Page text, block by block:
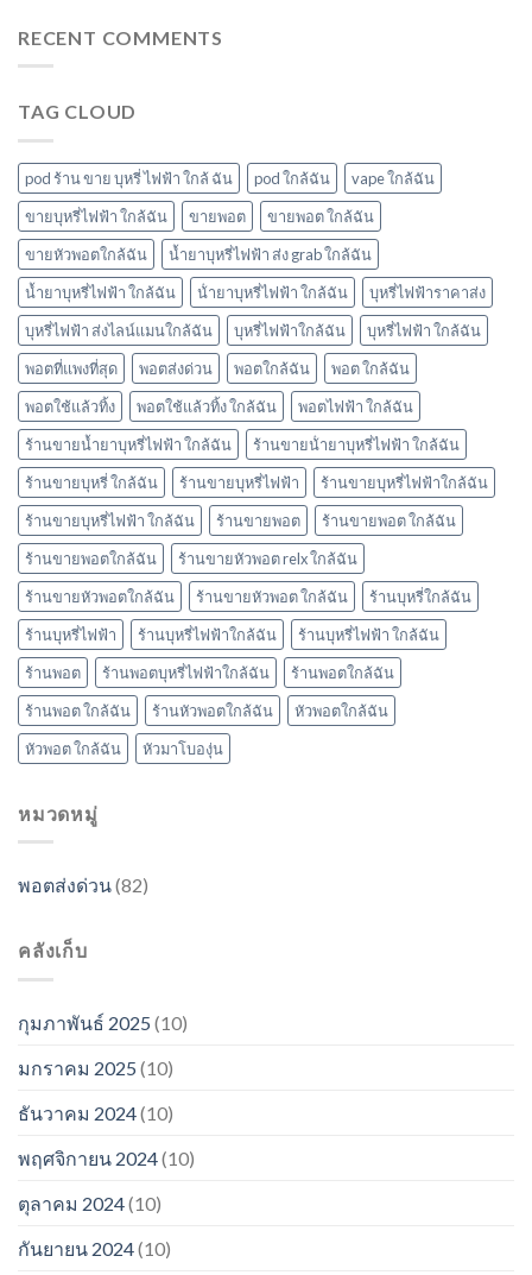
puff
sparkling
พอ
โบ
มี
กลิ่น
อะไร
พอต
ใช้
แล้ว
ทิ้ง
marbo
RECENT COMMENTS
TAG CLOUD
pod ร้าน ขาย บุหรี่ ไฟฟ้า ใกล้ ฉัน pod ใกล้ฉัน
vape ใกล้ฉัน
ขายบุหรี่ไฟฟ้า ใกล้ฉัน
ขายพอต
ขายพอต ใกล้ฉัน
ขายหัวพอตใกล้ฉัน
น้ำยาบุหรี่ไฟฟ้า ส่ง grab ใกล้ฉัน
น้ำยาบุหรี่ไฟฟ้า ใกล้ฉัน
น้ํายาบุหรี่ไฟฟ้า ใกล้ฉัน
บุหรี่ไฟฟ้าราคาส่ง
บุหรี่ไฟฟ้า ส่งไลน์แมนใกล้ฉัน
บุหรี่ไฟฟ้าใกล้ฉัน
บุหรี่ไฟฟ้า ใกล้ฉัน
พอตที่แพงที่สุด
พอตส่งด่วน พอตใกล้ฉัน
พอต ใกล้ฉัน
พอตใช้แล้วทิ้ง
พอตใช้แล้วทิ้ง ใกล้ฉัน
พอตไฟฟ้า ใกล้ฉัน
ร้านขายน้ำยาบุหรี่ไฟฟ้า ใกล้ฉัน
ร้านขายน้ํายาบุหรี่ไฟฟ้า ใกล้ฉัน
ร้านขายบุหรี่ ใกล้ฉัน
ร้านขายบุหรี่ไฟฟ้า
ร้านขายบุหรี่ไฟฟ้าใกล้ฉัน
ร้านขายบุหรี่ไฟฟ้า ใกล้ฉัน
ร้านขายพอต
ร้านขายพอต ใกล้ฉัน
ร้านขายพอตใกล้ฉัน
ร้านขายหัวพอต relx ใกล้ฉัน
ร้านขายหัวพอตใกล้ฉัน
ร้านขายหัวพอต ใกล้ฉัน
ร้านบุหรี่ใกล้ฉัน
ร้านบุหรี่ไฟฟ้า
ร้านบุหรี่ไฟฟ้าใกล้ฉัน
ร้านบุหรี่ไฟฟ้า ใกล้ฉัน
ร้านพอต
ร้านพอตบุหรี่ไฟฟ้าใกล้ฉัน
ร้านพอตใกล้ฉัน
ร้านพอต ใกล้ฉัน
ร้านหัวพอตใกล้ฉัน
หัวพอตใกล้ฉัน
หัวพอต ใกล้ฉัน
หัวมาโบองุ่น
หมวดหมู่
พอตส่งด่วน(82)
คลังเก็บ
กุมภาพันธ์ 2025 (10)
มกราคม 2025 (10)
ธันวาคม 2024(10)
พฤศจิกายน 2024(10)
ตุลาคม 2024(10)
กันยายน 2024(10)